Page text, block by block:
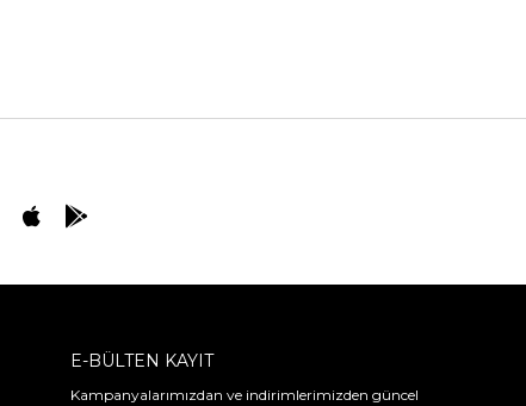
E-BÜLTEN KAYIT
Kampanyalarımızdan ve indirimlerimizden güncel